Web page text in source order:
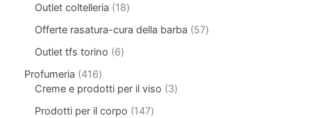
Outlet coltelleria
18
Offerte rasatura-cura della barba
57
Outlet tfs torino
6
Profumeria
416
Creme e prodotti per il viso
3
Prodotti per il corpo
147